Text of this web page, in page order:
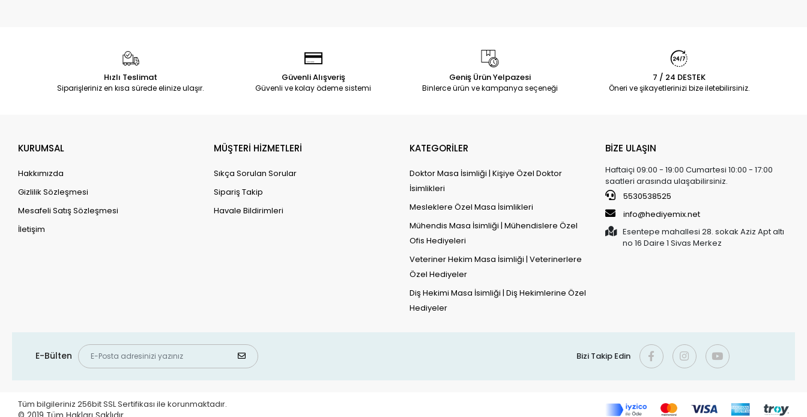
Hızlı Teslimat
Siparişleriniz en kısa sürede elinize ulaşır.
Güvenli Alışveriş
Güvenli ve kolay ödeme sistemi
Geniş Ürün Yelpazesi
Binlerce ürün ve kampanya seçeneği
7 / 24 DESTEK
Öneri ve şikayetlerinizi bize iletebilirsiniz.
KURUMSAL
Hakkımızda
Gizlilik Sözleşmesi
Mesafeli Satış Sözleşmesi
İletişim
MÜŞTERİ HİZMETLERİ
Sıkça Sorulan Sorular
Sipariş Takip
Havale Bildirimleri
KATEGORİLER
Doktor Masa İsimliği | Kişiye Özel Doktor
İsimlikleri
Mesleklere Özel Masa İsimlikleri
Mühendis Masa İsimliği | Mühendislere Özel
Ofis Hediyeleri
Veteriner Hekim Masa İsimliği | Veterinerlere
Özel Hediyeler
Diş Hekimi Masa İsimliği | Diş Hekimlerine Özel
Hediyeler
BİZE ULAŞIN
Haftaiçi 09:00 - 19:00 Cumartesi 10:00 - 17:00
saatleri arasında ulaşabilirsiniz.
5530538525
info@hediyemix.net
Esentepe mahallesi 28. sokak Aziz Apt altı
no 16 Daire 1 Sivas Merkez
E-Bülten Bizi Takip Edin
Tüm bilgileriniz 256bit SSL Sertifikası ile korunmaktadır.